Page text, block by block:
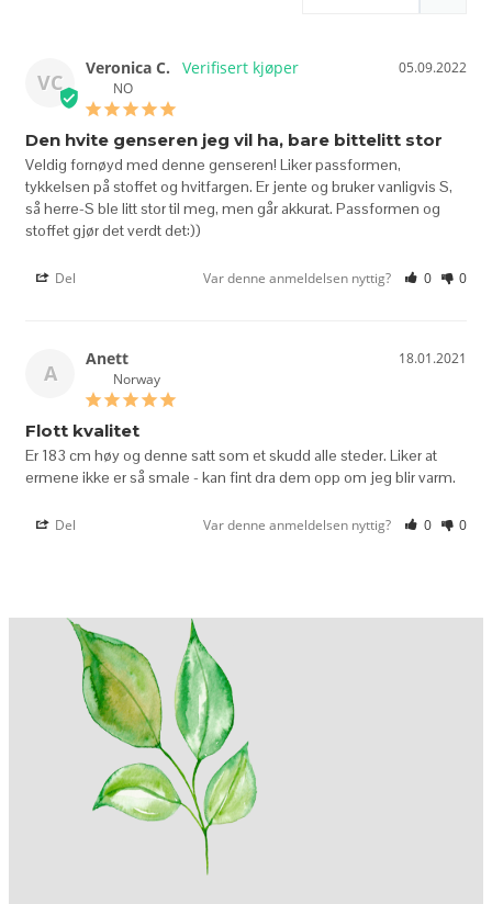
VC
05.09.2022
Veronica C.
NO
Den hvite genseren jeg vil ha, bare bittelitt stor
Veldig fornøyd med denne genseren! Liker passformen,
tykkelsen på stoffet og hvitfargen. Er jente og bruker vanligvis S,
så herre-S ble litt stor til meg, men går akkurat. Passformen og
stoffet gjør det verdt det:))
Del Var denne anmeldelsen nyttig? 0 0
A
18.01.2021
Anett
Norway
Flott kvalitet
Er 183 cm høy og denne satt som et skudd alle steder. Liker at
Del Var denne anmeldelsen nyttig? 0 0